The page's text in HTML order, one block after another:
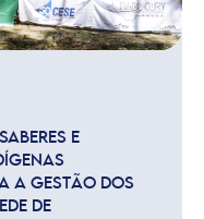
E
A GESTÃO DOS
DE